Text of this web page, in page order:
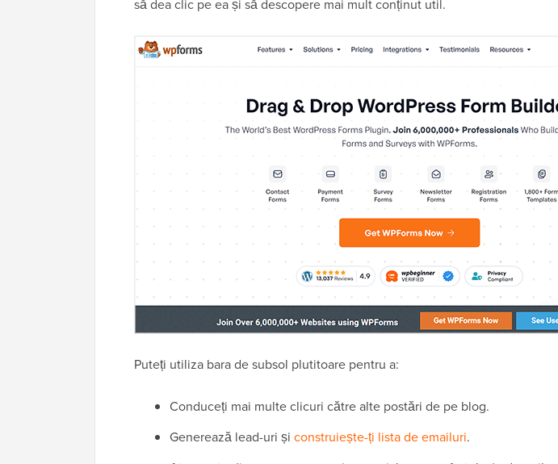
să dea clic pe ea și să descopere mai mult conținut util.
Puteți utiliza bara de subsol plutitoare pentru a:
Conduceți mai multe clicuri către alte postări de pe blog.
Generează lead-uri și construiește-ți lista de emailuri.